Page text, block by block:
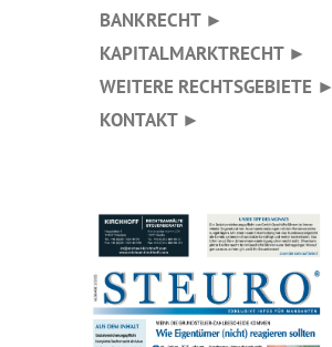
BANKRECHT ►
KAPITALMARKTRECHT ►
WEITERE RECHTSGEBIETE ►
KONTAKT ►